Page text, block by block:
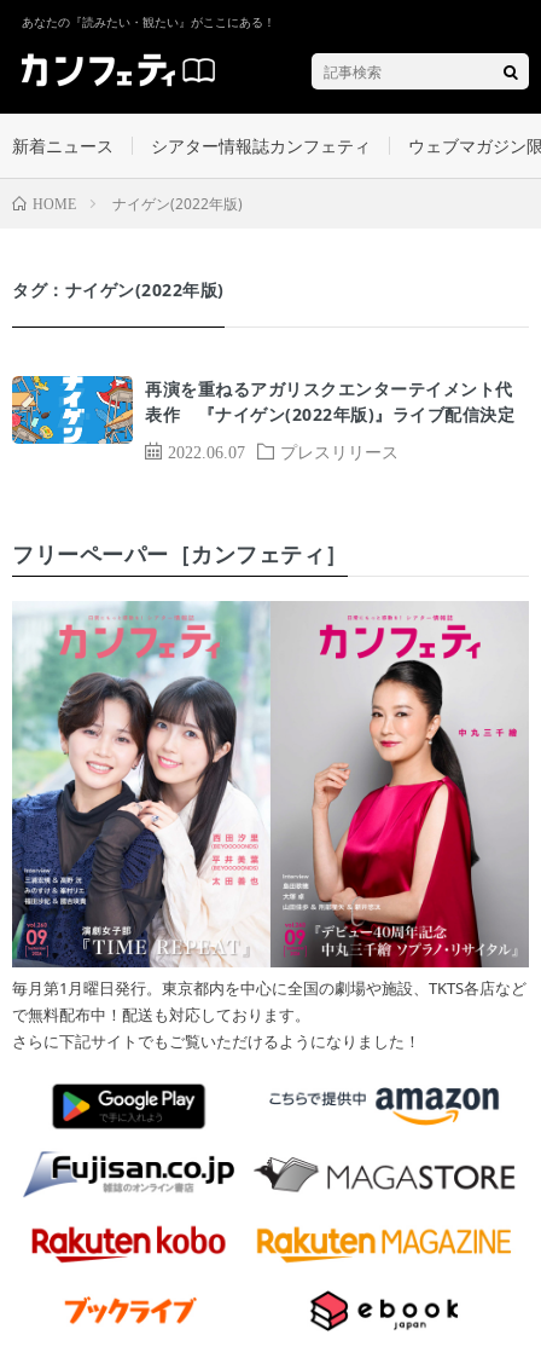
あなたの『読みたい・観たい』がここにある！
新着ニュース シアター情報誌カンフェティ ウェブマガジン
HOME ナイゲン(2022年版)
タグ：ナイゲン(2022年版)
2022.06.07 プレスリリース
再演を重ねるアガリスクエンターテイメント代
表作 『ナイゲン(2022年版)』ライブ配信決定
フリーペーパー［カンフェティ］
毎月第1月曜日発行。東京都内を中心に全国の劇場や施設、TKTS各店など
で無料配布中！配送も対応しております。
さらに下記サイトでもご覧いただけるようになりました！